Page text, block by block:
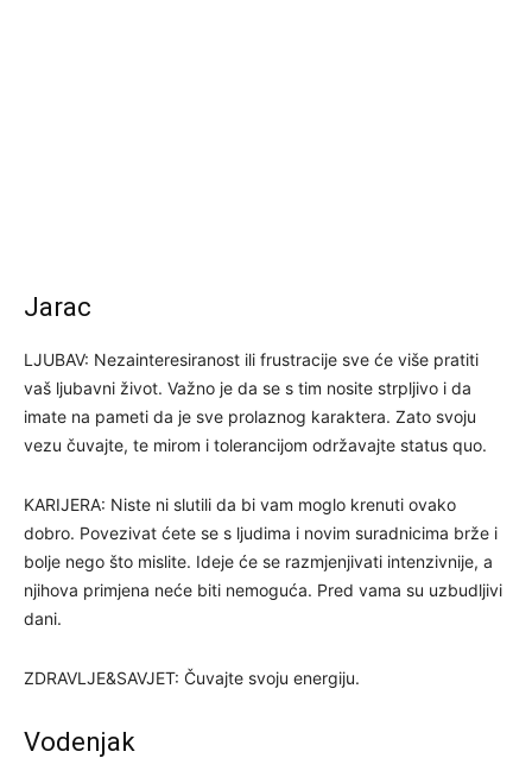
Jarac
LJUBAV: Nezainteresiranost ili frustracije sve će više pratiti
vaš ljubavni život. Važno je da se s tim nosite strpljivo i da
imate na pameti da je sve prolaznog karaktera. Zato svoju
vezu čuvajte, te mirom i tolerancijom održavajte status quo.
KARIJERA: Niste ni slutili da bi vam moglo krenuti ovako
dobro. Povezivat ćete se s ljudima i novim suradnicima brže i
bolje nego što mislite. Ideje će se razmjenjivati intenzivnije, a
njihova primjena neće biti nemoguća. Pred vama su uzbudljivi
dani.
ZDRAVLJE&SAVJET: Čuvajte svoju energiju.
Vodenjak